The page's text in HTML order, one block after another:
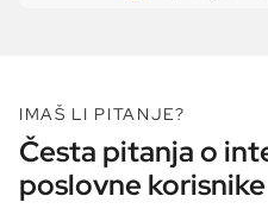
IMAŠ LI PITANJE?
Česta pitanja o
poslovne korisnike